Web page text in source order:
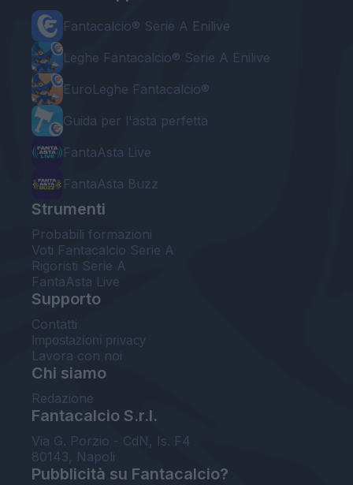
Fantacalcio® Serie A Enilive
Leghe Fantacalcio® Serie A Enilive
EuroLeghe Fantacalcio®
Guida per l'asta perfetta
FantaAsta Live
FantaAsta Buzz
Strumenti
Probabili formazioni
Voti Fantacalcio Serie A
Rigoristi Serie A
FantaAsta Live
Supporto
Contatti
Impostazioni privacy
Lavora con noi
Chi siamo
Redazione
Fantacalcio S.r.l.
Via G. Porzio - CdN, Is. F4
80143, Napoli
Pubblicità su Fantacalcio?